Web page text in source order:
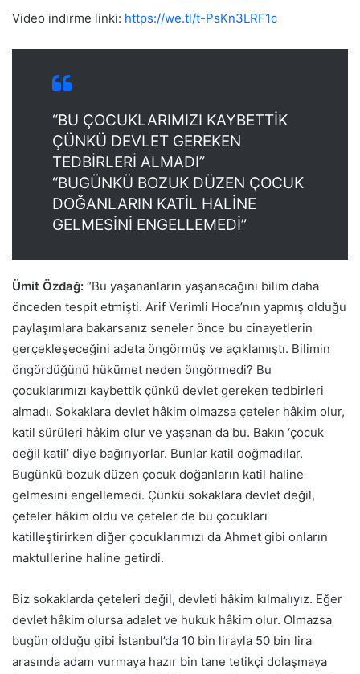
Video indirme linki: https://we.tl/t-PsKn3LRF1c
“BU ÇOCUKLARIMIZI KAYBETTİK
ÇÜNKÜ DEVLET GEREKEN
TEDBİRLERİ ALMADI”
“BUGÜNKÜ BOZUK DÜZEN ÇOCUK
DOĞANLARIN KATİL HALİNE
GELMESİNİ ENGELLEMEDİ”
Ümit Özdağ: “Bu yaşananların yaşanacağını bilim daha
önceden tespit etmişti. Arif Verimli Hoca’nın yapmış olduğu
paylaşımlara bakarsanız seneler önce bu cinayetlerin
gerçekleşeceğini adeta öngörmüş ve açıklamıştı. Bilimin
öngördüğünü hükümet neden öngörmedi? Bu
çocuklarımızı kaybettik çünkü devlet gereken tedbirleri
almadı. Sokaklara devlet hâkim olmazsa çeteler hâkim olur,
katil sürüleri hâkim olur ve yaşanan da bu. Bakın ‘çocuk
değil katil’ diye bağırıyorlar. Bunlar katil doğmadılar.
Bugünkü bozuk düzen çocuk doğanların katil haline
gelmesini engellemedi. Çünkü sokaklara devlet değil,
çeteler hâkim oldu ve çeteler de bu çocukları
katilleştirirken diğer çocuklarımızı da Ahmet gibi onların
maktullerine haline getirdi.
Biz sokaklarda çeteleri değil, devleti hâkim kılmalıyız. Eğer
devlet hâkim olursa adalet ve hukuk hâkim olur. Olmazsa
bugün olduğu gibi İstanbul’da 10 bin lirayla 50 bin lira
arasında adam vurmaya hazır bin tane tetikçi dolaşmaya